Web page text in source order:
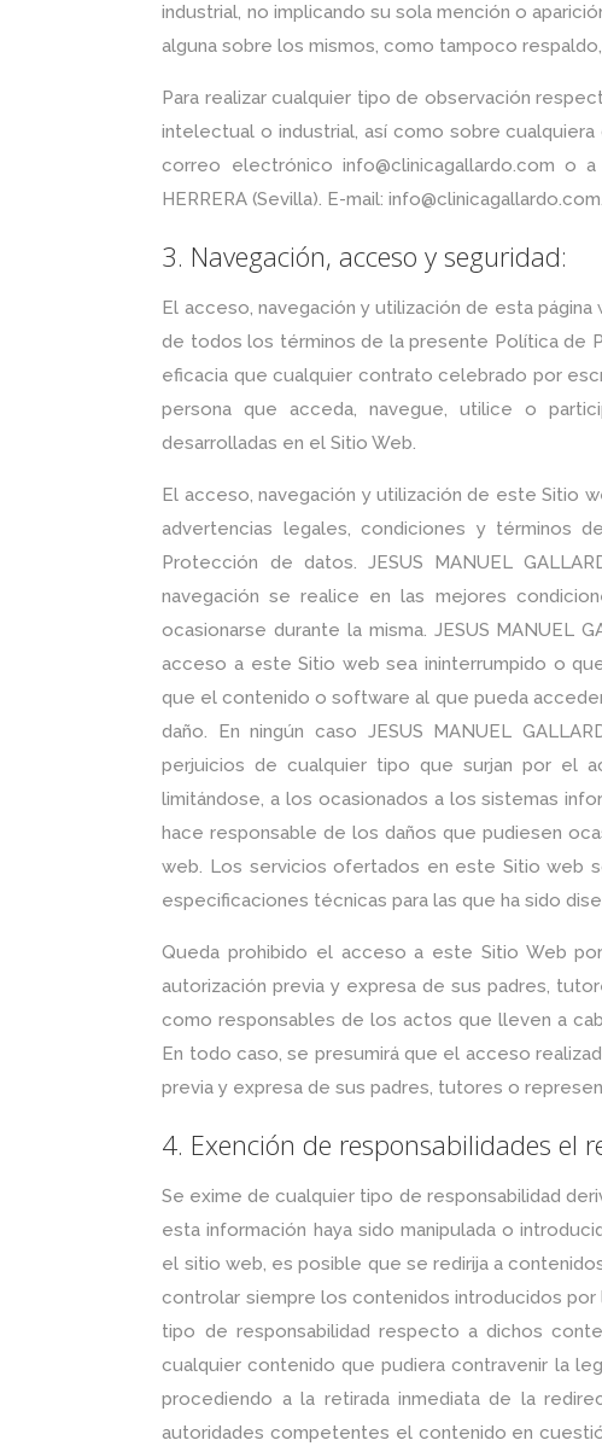
industrial, no implicando su sola mención o
alguna sobre los mismos, como tampoco
Para realizar cualquier tipo de observación
intelectual o industrial, así como sobre
correo electrónico info@clinicagallardo.com o
HERRERA (Sevilla). E-mail: info@clinicagallardo.com.
3. Navegación, acceso y seguridad:
El acceso, navegación y utilización de esta
de todos los términos de la presente Política de
eficacia que cualquier contrato celebrado por
persona que acceda, navegue, utilice o
desarrolladas en el Sitio Web.
El acceso, navegación y utilización de este Sitio
advertencias legales, condiciones y términos
Protección de datos. JESUS MANUEL
navegación se realice en las mejores
ocasionarse durante la misma. JESUS MANUEL
acceso a este Sitio web sea ininterrumpido o
que el contenido o software al que pueda
daño. En ningún caso JESUS MANUEL
perjuicios de cualquier tipo que surjan por el
limitándose, a los ocasionados a los sistemas
hace responsable de los daños que pudiesen
web. Los servicios ofertados en este Sitio web
especificaciones técnicas para las que ha sido
Queda prohibido el acceso a este Sitio Web
autorización previa y expresa de sus padres,
como responsables de los actos que lleven a
En todo caso, se presumirá que el acceso
previa y expresa de sus padres, tutores o
4. Exención de responsabilidades el
Se exime de cualquier tipo de responsabilidad
esta información haya sido manipulada o
el sitio web, es posible que se redirija a
controlar siempre los contenidos introducidos
tipo de responsabilidad respecto a dichos
cualquier contenido que pudiera contravenir la
procediendo a la retirada inmediata de la
autoridades competentes el contenido en